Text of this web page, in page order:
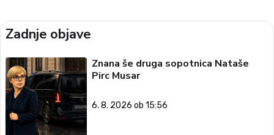
Zadnje objave
Znana še druga sopotnica Nataše
Pirc Musar
6. 8. 2026 ob 15:56